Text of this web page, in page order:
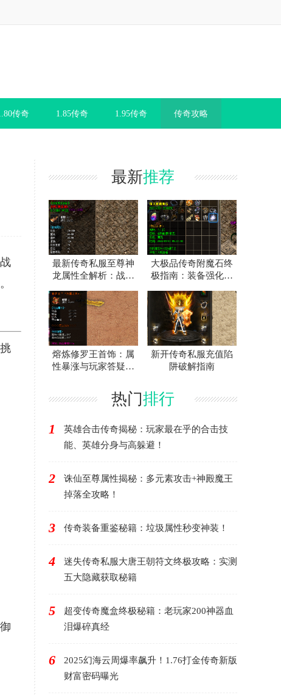
传奇 1.85传奇 1.95传奇 传奇攻略
最新推荐
最新传奇私服至尊神
龙属性全解析：战士
大极品传奇附魔石终
极指南：装备强化作
熔炼修罗王首饰：属
性暴涨与玩家答疑终
新开传奇私服充值陷
阱破解指南
热门排行
1
英雄合击传奇揭秘：玩家最在乎的合击技
能、英雄分身与高躲避！
2
诛仙至尊属性揭秘：多元素攻击+神殿魔王
掉落全攻略！
3 传奇装备重鉴秘籍：垃圾属性秒变神装！
4
迷失传奇私服大唐王朝符文终极攻略：实测
五大隐藏获取秘籍
5
超变传奇魔盒终极秘籍：老玩家200神器血
泪爆碎真经
6
2025幻海云周爆率飙升！1.76打金传奇新版
财富密码曝光